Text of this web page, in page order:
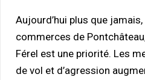
Aujourd’hui plus que
commerces de
Férel est une priorité. Les
de vol et d’agression